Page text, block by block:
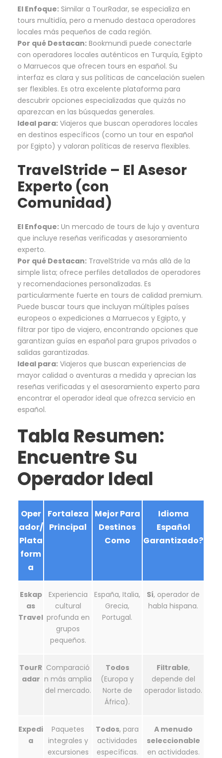
El Enfoque: Similar a TourRadar, se especializa en
tours multidía, pero a menudo destaca operadores
locales más pequeños de cada región.
Por qué Destacan: Bookmundi puede conectarle
con operadores locales auténticos en Turquía, Egipto
o Marruecos que ofrecen tours en español. Su
interfaz es clara y sus políticas de cancelación suelen
ser flexibles. Es otra excelente plataforma para
descubrir opciones especializadas que quizás no
aparezcan en las búsquedas generales.
Ideal para: Viajeros que buscan operadores locales
en destinos específicos (como un tour en español
por Egipto) y valoran políticas de reserva flexibles.
TravelStride – El Asesor
Experto (con
Comunidad)
El Enfoque: Un mercado de tours de lujo y aventura
que incluye reseñas verificadas y asesoramiento
experto.
Por qué Destacan: TravelStride va más allá de la
simple lista; ofrece perfiles detallados de operadores
y recomendaciones personalizadas. Es
particularmente fuerte en tours de calidad premium.
Puede buscar tours que incluyan múltiples países
europeos o expediciones a Marruecos y Egipto, y
filtrar por tipo de viajero, encontrando opciones que
garantizan guías en español para grupos privados o
salidas garantizadas.
Ideal para: Viajeros que buscan experiencias de
mayor calidad o aventuras a medida y aprecian las
reseñas verificadas y el asesoramiento experto para
encontrar el operador ideal que ofrezca servicio en
español.
Tabla Resumen:
Encuentre Su
Operador Ideal
Oper
ador/
Plata
form
a
Fortaleza
Principal
Mejor Para
Destinos
Como
Idioma
Español
Garantizado?
Eskap
as
Travel
Experiencia
cultural
profunda en
grupos
pequeños.
España, Italia,
Grecia,
Portugal.
Sí, operador de
habla hispana.
TourR
adar
Comparació
n más amplia
del mercado.
Todos
(Europa y
Norte de
África).
Filtrable,
depende del
operador listado.
Expedi
a
Paquetes
integrales y
excursiones
Todos, para
actividades
específicas.
A menudo
seleccionable
en actividades.